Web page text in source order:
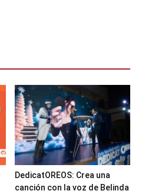
DedicatOREOS: Crea una
canción con la voz de Belinda